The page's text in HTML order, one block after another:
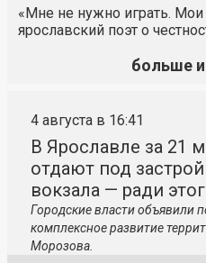
«Мне не нужно играть.
ярославский поэт о
больше
4 августа в 16:41
В Ярославле за 21
отдают под
вокзала — ради
Городские власти объявили
комплексное развитие
Морозова.